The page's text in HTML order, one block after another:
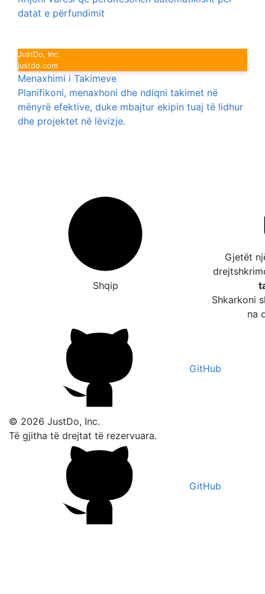
datat e përfundimit
JustDo, Inc.
justdo.com
Menaxhimi i Takimeve
Planifikoni, menaxhoni dhe ndiqni takimet në
mënyrë efektive, duke mbajtur ekipin tuaj të lidhur
dhe projektet në lëvizje.
Shqip
Gjetët
Shkarkoni
na
GitHub
© 2026 JustDo, Inc.
Të gjitha të drejtat të rezervuara.
GitHub